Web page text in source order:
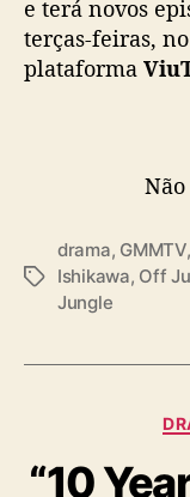
e terá novos
terças-feiras,
plataforma
T
drama, GMMTV,
Ishikawa, Off
Jungle
“10